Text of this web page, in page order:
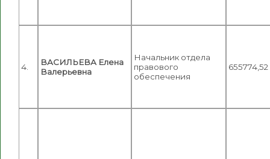
4.
ВАСИЛЬЕВА Елена
Валерьевна
Начальник отдела
правового
обеспечения
655774,52